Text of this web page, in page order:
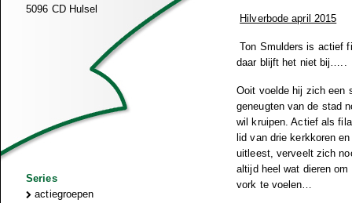
5096 CD Hulsel
Series
actiegroepen
Hilverbode april 2015
Ton Smulders is actief
daar blijft het niet bij…..
Ooit voelde hij zich een
geneugten van de stad
wil kruipen. Actief als
lid van drie kerkkoren
uitleest, verveelt zich
altijd heel wat dieren
vork te voelen…